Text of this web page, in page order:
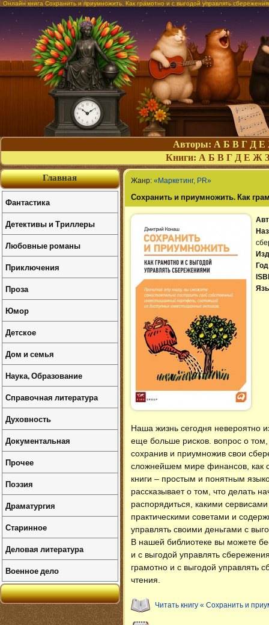
Онлайн книга Сохранить и приумножить. Как грамотно и с выгодой управлять
Авторы: А Б В Г Д Е
Книги: А Б В Г Д Е Ж З
Жанр: «Маркетинг, PR»
Сохранить и приумножить. Как
Наша жизнь сегодня невероятно
еще больше рисков. вопрос о
сохранив и приумножив свои
сложнейшем мире финансов, как
книги – простым и понятным
рассказывает о том, что делать
распорядиться, какими
практическими советами и
управлять своими деньгами с
В нашей библиотеке вы можете
и с выгодой управлять
грамотно и с выгодой управлять
чтения.
Читать книгу « Сохранить и
Главная
Фантастика
Детективы и Триллеры
Любовные романы
Приключения
Проза
Юмор
Детское
Дом и семья
Наука, Образование
Справочная литература
Духовность
Документальная
Прочее
Поэзия
Драматургия
Старинное
Деловая литература
Военное дело